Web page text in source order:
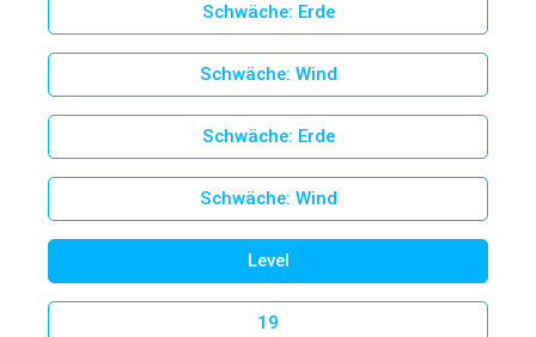
Schwäche: Erde
Schwäche: Wind
Schwäche: Erde
Schwäche: Wind
Level
19